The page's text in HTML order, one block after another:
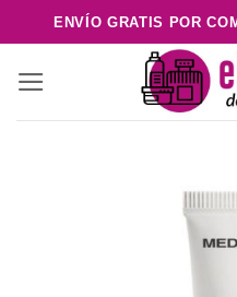
al
contenido
ENVÍO GRATIS POR